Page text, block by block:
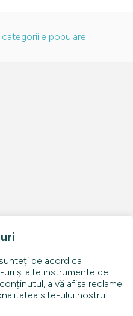
categoriile populare
de acord ca
uri și alte instrumente de
a vă afișa reclame
site-ului nostru.